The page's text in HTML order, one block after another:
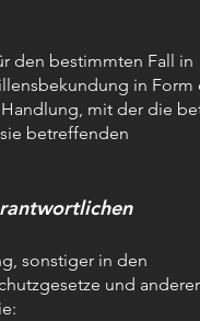
den bestimmten Fall in
in Form
mit der die
betreffenden
sonstiger in den
und anderer